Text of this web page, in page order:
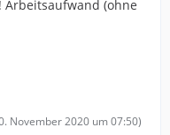
Arbeitsaufwand (ohne
November 2020 um 07:50)